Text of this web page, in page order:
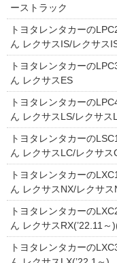
ーストラック
トヨタレンタカーの
ん レクサスIS/レクサス
トヨタレンタカーの
ん レクサスES
トヨタレンタカーの
ん レクサスLS/レクサス
トヨタレンタカーの
ん レクサスLC/レクサス
トヨタレンタカーの
ん レクサスNX/レクサス
トヨタレンタカーの
ん レクサスRX(’22.11～
トヨタレンタカーの